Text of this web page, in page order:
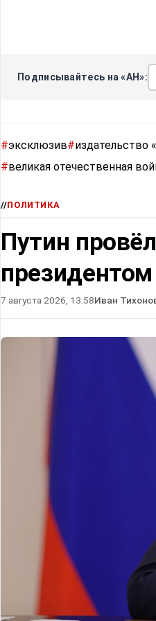
Подписывайтесь на «АН»:
#эксклюзив#издательство
#великая отечественная
//ПОЛИТИКА
Путин
7 августа 2026, 13:58Иван